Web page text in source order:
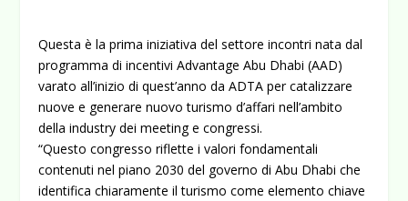
Questa è la prima iniziativa del settore incontri nata dal
programma di incentivi Advantage Abu Dhabi (AAD)
varato all’inizio di quest’anno da ADTA per catalizzare
nuove e generare nuovo turismo d’affari nell’ambito
della industry dei meeting e congressi.
“Questo congresso riflette i valori fondamentali
contenuti nel piano 2030 del governo di Abu Dhabi che
identifica chiaramente il turismo come elemento chiave